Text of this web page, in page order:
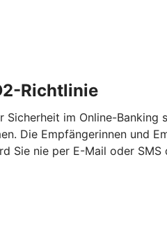
Richtlinie
Sicherheit im Online-
Die Empfängerinnen und
Sie nie per E-Mail oder